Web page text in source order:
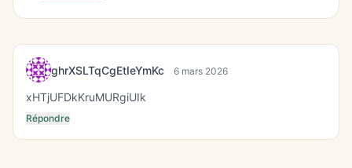
ghrXSLTqCgEtIeYmKc 6 mars 2026
xHTjUFDkKruMURgiUIk
Répondre